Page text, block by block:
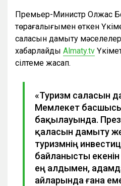
Премьер-Министр Олжас
төрағалығымен өткен
саласын дамыту
хабарлайды Almaty.tv
сілтеме жасап.
«Туризм саласын
Мемлекет
бақылауында.
қаласын дамыту
туризмнің
байланысты екенін
ең алдымен,
айларында ғана